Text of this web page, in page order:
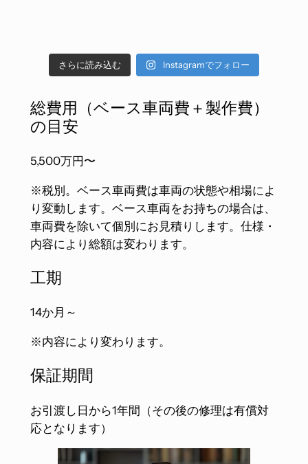
ーEタイプに8速
AT「8HP70」の搭載性
検証を行なっています。
め物理的な搭載性に今の
ところ問題はなさそうで
す。引き続き細かな取り
回し等の検証を行なって
いきます。
#レストモッド #ジャガ
ーeタイプ #2jz
ターボに載せる新たなギ
#レストモッド #ジャガ
ーeタイプ #2jz #zf8hp
ジャガーEタイプ2JZツイ
ンターボ 第1回テスト走
2026.7.10
881
2JZ-GTEエンジンの調整
ッピング調整でだいぶ軽
やかに回るようになって
290 0
5月 27
ンターボ、デフの調整を
しています！光明丹とい
う専用の塗布材を塗って
リング等を新品化したこ
のでそれの再調整です。
#レストモッド #ジャガ
ーeタイプ #2jz
84 0
5月 22
ーEタイプ2JZツインター
ボ、ついに2JZエンジン
#ジャガーEタイプ #レ
ストモッド #2JZ
#2JZGTE
neotokyo_store
4月 27
レストモッド製作中のジ
ャガーEタイプ2JZツイン
ターボ、ついにエンジン
かった😂同時に
TremecTKXミッション
も組み込み。今週中にエ
ンジン火入れが次の目標
です😄
#レストモッド #ジャガ
ーeタイプ #2jz #2jzgte
neotokyo_store
4月 25
ミラー型ドラレコ「ミラ
後方の死角を大幅に減ら
します。
さらに読み込む Instagramでフォロー
総費用（ベース車両費＋製作費）
の目安
5,500万円〜
※税別。ベース車両費は車両の状態や相場によ
り変動します。ベース車両をお持ちの場合は、
車両費を除いて個別にお見積りします。仕様・
内容により総額は変わります。
工期
14か月～
※内容により変わります。
保証期間
お引渡し日から1年間（その後の修理は有償対
応となります）